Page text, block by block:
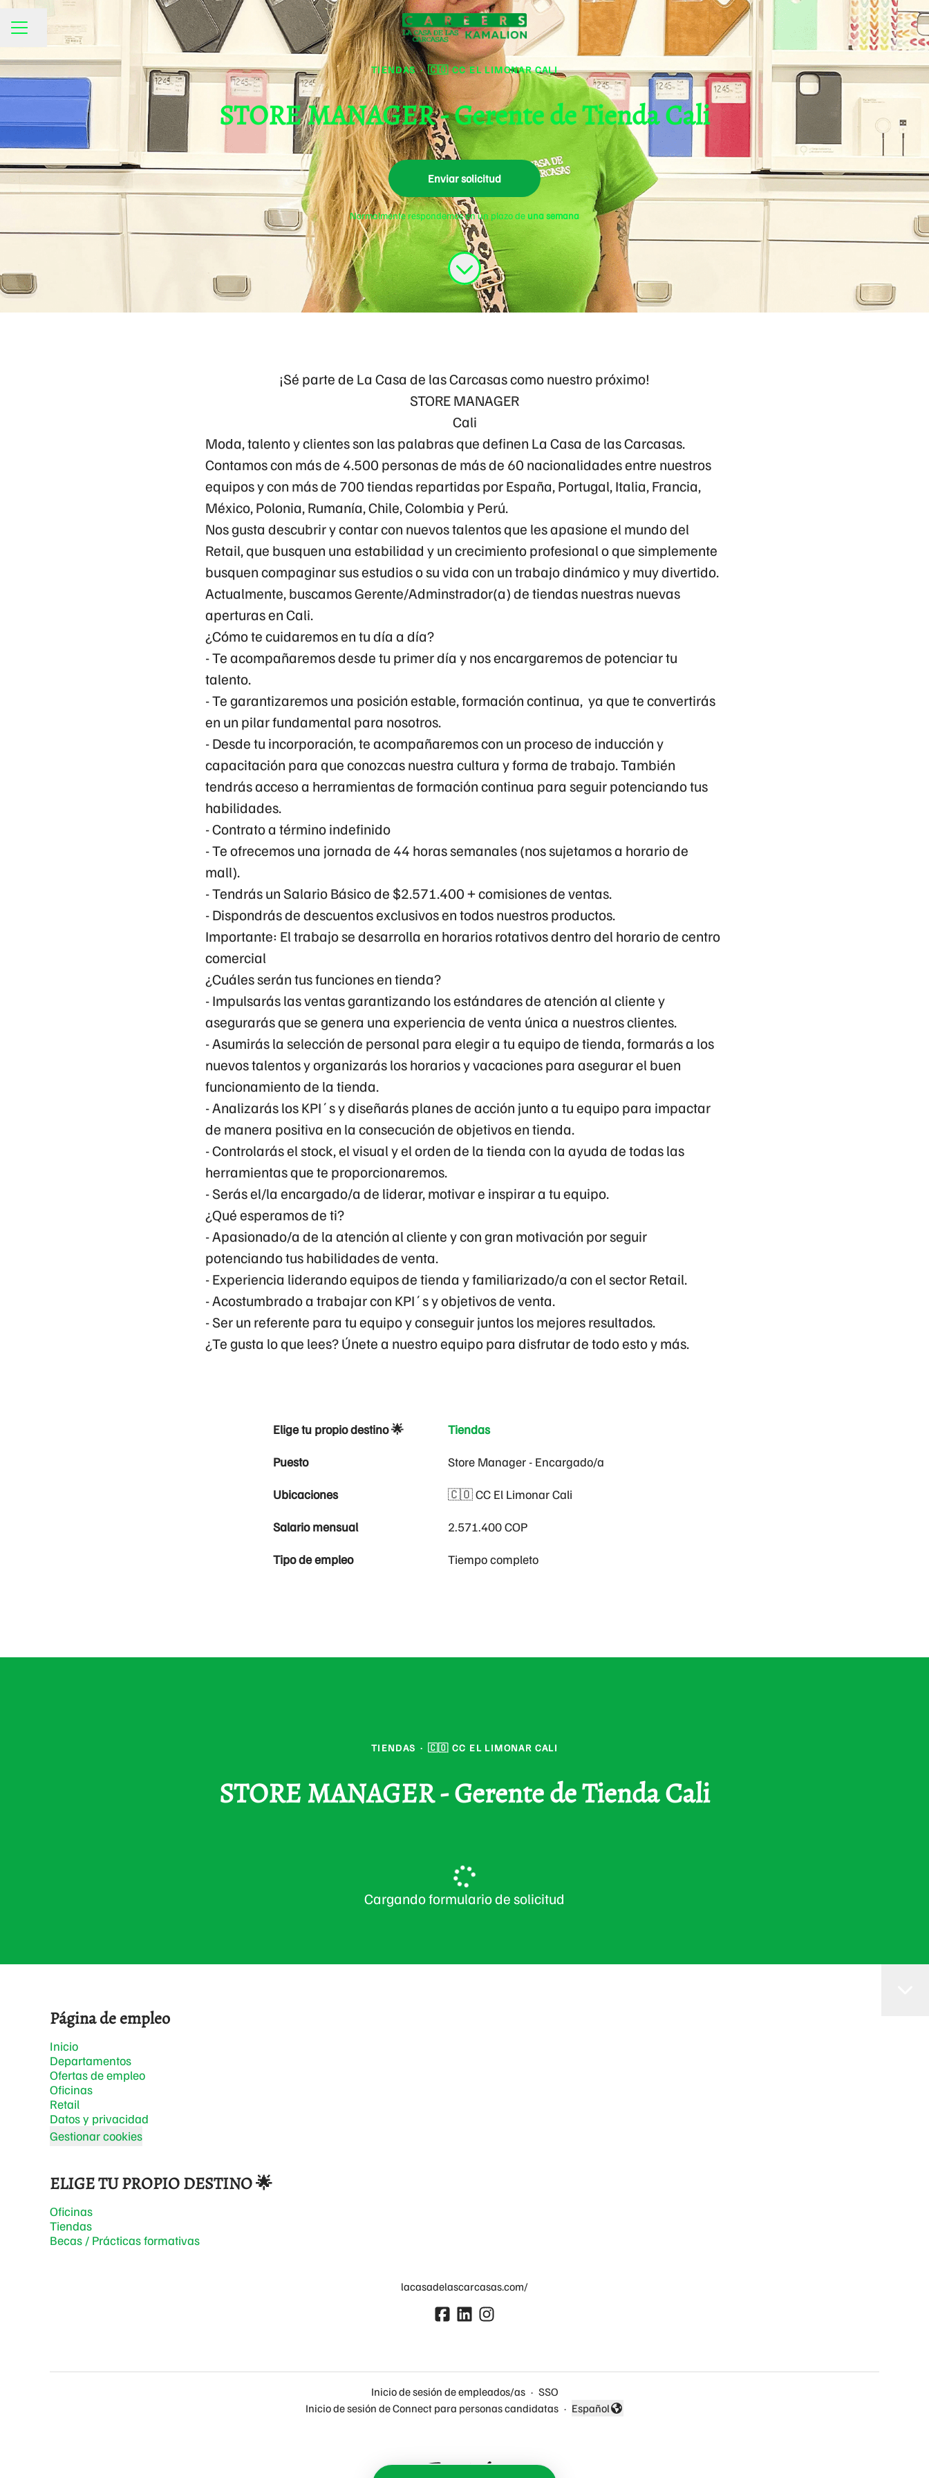
MENÚ DE EMPLEO
Compartir página
TIENDAS · 🇨🇴 CC EL LIMONAR CALI
STORE MANAGER - Gerente de Tienda Cali
Enviar solicitud
Normalmente respondemos en un plazo de una semana
¡Sé parte de La Casa de las Carcasas como nuestro próximo!
STORE MANAGER
Cali
Moda, talento y clientes son las palabras que definen La Casa de las Carcasas.
Contamos con más de 4.500 personas de más de 60 nacionalidades entre nuestros
equipos y con más de 700 tiendas repartidas por España, Portugal, Italia, Francia,
México, Polonia, Rumanía, Chile, Colombia y Perú.
Nos gusta descubrir y contar con nuevos talentos que les apasione el mundo del
Retail, que busquen una estabilidad y un crecimiento profesional o que simplemente
busquen compaginar sus estudios o su vida con un trabajo dinámico y muy divertido.
Actualmente, buscamos Gerente/Adminstrador(a) de tiendas nuestras nuevas
aperturas en Cali.
¿Cómo te cuidaremos en tu día a día?
- Te acompañaremos desde tu primer día y nos encargaremos de potenciar tu
talento.
- Te garantizaremos una posición estable, formación continua, ya que te convertirás
en un pilar fundamental para nosotros.
- Desde tu incorporación, te acompañaremos con un proceso de inducción y
capacitación para que conozcas nuestra cultura y forma de trabajo. También
tendrás acceso a herramientas de formación continua para seguir potenciando tus
habilidades.
- Contrato a término indefinido
- Te ofrecemos una jornada de 44 horas semanales (nos sujetamos a horario de
mall).
- Tendrás unSalario Básico de $2.571.400+ comisiones de ventas.
- Dispondrás de descuentos exclusivos en todos nuestros productos.
Importante: El trabajo se desarrolla en horarios rotativosdentro del horario de centro
comercial
¿Cuáles serán tus funciones en tienda?
- Impulsarás las ventas garantizando los estándares de atención al cliente y
asegurarás que se genera una experiencia de venta única a nuestros clientes.
- Asumirás la selección de personal para elegir a tu equipo de tienda, formarás a los
nuevos talentos y organizarás los horarios y vacaciones para asegurar el buen
funcionamiento de la tienda.
- Analizarás los KPI´s y diseñarás planes de acción junto a tu equipo para impactar
de manera positiva en la consecución de objetivos en tienda.
- Controlarás el stock, el visual y el orden de la tienda con la ayuda de todas las
herramientas que te proporcionaremos.
- Serás el/la encargado/a de liderar, motivar e inspirar a tu equipo.
¿Qué esperamos de ti?
- Apasionado/a de la atención al cliente y con gran motivación por seguir
potenciando tus habilidades de venta.
- Experiencia liderando equipos de tienda y familiarizado/a con el sector Retail.
- Acostumbrado a trabajar con KPI´s y objetivos de venta.
- Ser un referente para tu equipo y conseguir juntos los mejores resultados.
¿Te gusta lo que lees? Únete a nuestro equipo para disfrutar de todo esto y más.
Elige tu propio destino 🌟 Tiendas
Puesto Store Manager - Encargado/a
Ubicaciones 🇨🇴 CC El Limonar Cali
Salario mensual 2.571.400 COP
Tipo de empleo Tiempo completo
TIENDAS · 🇨🇴 CC EL LIMONAR CALI
STORE MANAGER - Gerente de Tienda Cali
Cargando formulario de solicitud
Página de empleo
Inicio
Departamentos
Ofertas de empleo
Oficinas
Retail
Datos y privacidad
Gestionar cookies
ELIGE TU PROPIO DESTINO 🌟
Oficinas
Tiendas
Becas / Prácticas formativas
lacasadelascarcasas.com/
Inicio de sesión de empleados/as · SSO
Inicio de sesión de Connect para personas candidatas ·
Cambiar idioma
Español